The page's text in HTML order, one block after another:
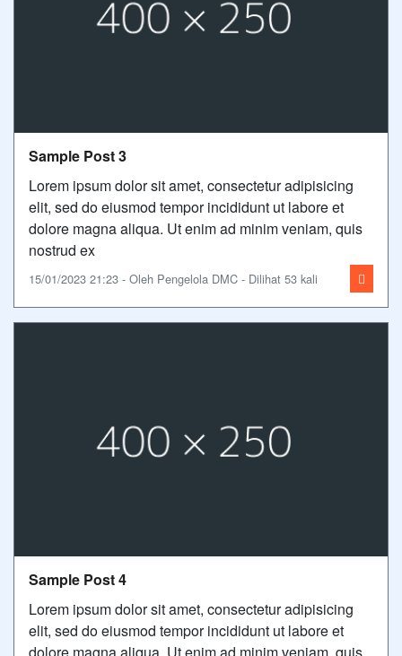
Sample Post 3
Lorem ipsum dolor sit amet, consectetur adipisicing
elit, sed do eiusmod tempor incididunt ut labore et
dolore magna aliqua. Ut enim ad minim veniam, quis
nostrud ex
15/01/2023 21:23 - Oleh Pengelola DMC - Dilihat 53 kali
Sample Post 4
Lorem ipsum dolor sit amet, consectetur adipisicing
elit, sed do eiusmod tempor incididunt ut labore et